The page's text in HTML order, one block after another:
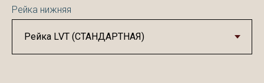
Рейка нижняя